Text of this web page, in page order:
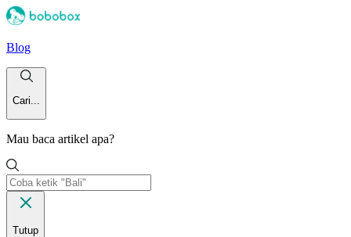
Blog
Cari...
Mau baca artikel apa?
Tutup